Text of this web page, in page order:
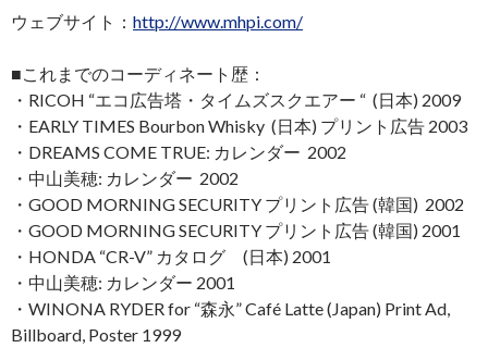
ウェブサイト： http://www.mhpi.com/
■これまでのコーディネート歴：
・RICOH “エコ広告塔・タイムズスクエアー “ (日本) 2009
・EARLY TIMES Bourbon Whisky (日本) プリント広告 2003
・DREAMS COME TRUE: カレンダー 2002
・中山美穂: カレンダー 2002
・GOOD MORNING SECURITY プリント広告 (韓国) 2002
・GOOD MORNING SECURITY プリント広告 (韓国) 2001
・HONDA “CR-V” カタログ (日本) 2001
・中山美穂: カレンダー 2001
・WINONA RYDER for “森永” Café Latte (Japan) Print Ad,
Billboard, Poster 1999